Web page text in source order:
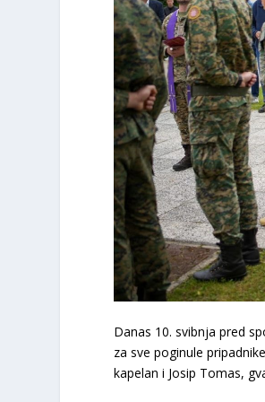
Danas 10. svibnja pred
za sve poginule
kapelan i Josip Tomas,